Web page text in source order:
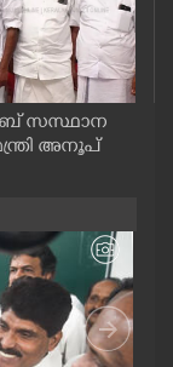
സസ്ഥാന
അനൂപ്